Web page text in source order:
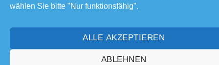
wählen Sie bitte "Nur funktionsfähig".
ALLE AKZEPTIEREN
ABLEHNEN
Teilgenommen: 5
Wie ist Deine Meinung zu der Werbung in diesem Forum?